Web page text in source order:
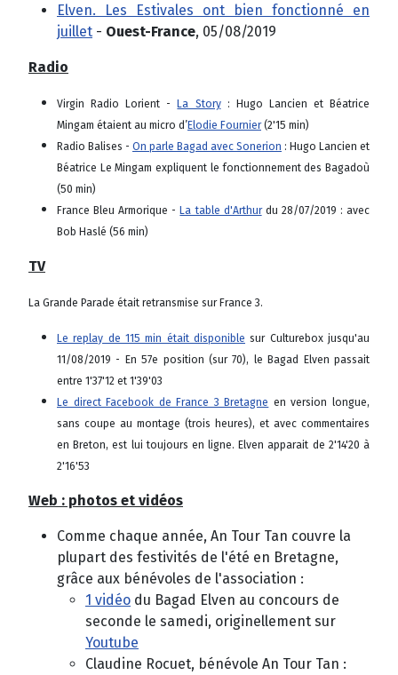
Elven. Les Estivales ont bien fonctionné en
juillet - Ouest-France, 05/08/2019
Radio
Virgin Radio Lorient -La Story: Hugo Lancien et Béatrice
Mingam étaient au micro d’Elodie Fournier(2'15 min)
Radio Balises - On parle Bagad avec Sonerion : Hugo Lancien et
Béatrice Le Mingam expliquent le fonctionnement des Bagadoù
(50 min)
France Bleu Armorique -La table d'Arthurdu 28/07/2019 : avec
Bob Haslé (56 min)
TV
La Grande Parade était retransmise sur France 3.
Le replay de 115 min était disponible sur Culturebox jusqu'au
11/08/2019 - En 57e position (sur 70), le Bagad Elven passait
entre 1'37'12 et 1'39'03
Le direct Facebook de France 3 Bretagne en version longue,
sans coupe au montage (trois heures), et avec commentaires
en Breton, est lui toujours en ligne. Elven apparait de 2'14'20 à
2'16'53
Web : photos et vidéos
Comme chaque année, An Tour Tan couvre la
plupart des festivités de l'été en Bretagne,
grâce aux bénévoles de l'association :
1 vidéo du Bagad Elven au concours de
seconde le samedi, originellement sur
Youtube
Claudine Rocuet, bénévole An Tour Tan :